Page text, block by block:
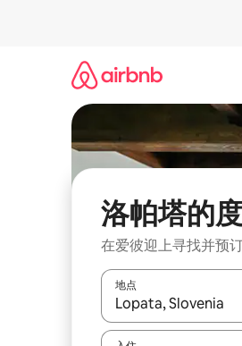
洛帕塔的
在爱彼迎上寻找并预
地点
如有搜索结果，请使